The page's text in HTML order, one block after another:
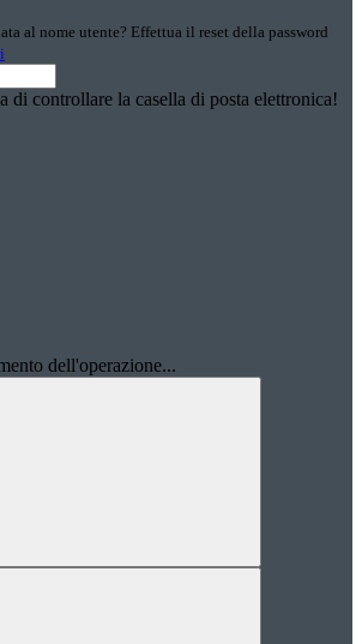
al nome utente? Effettua il reset della password
di controllare la casella di posta elettronica!
dell'operazione...